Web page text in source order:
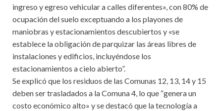
ingreso y egreso vehicular a calles diferentes», con 80% de
ocupación del suelo exceptuando a los playones de
maniobras y estacionamientos descubiertos y «se
establece la obligación de parquizar las áreas libres de
instalaciones y edificios, incluyéndose los
estacionamientos a cielo abierto”.
Se explicó que los residuos de las Comunas 12, 13, 14 y 15
deben ser trasladados a la Comuna 4, lo que “genera un
costo económico alto» y se destacó que la tecnología a